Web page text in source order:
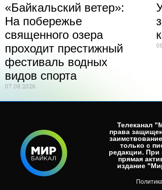
«Байкальский ветер»:
На побережье
священного озера
проходит престижный
фестиваль водных
видов спорта
07.08.2026
Телеканал
права
только с
редакции. При
прямая
издание